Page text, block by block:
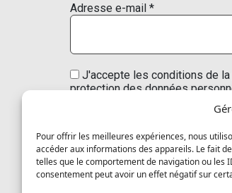
Pour offrir les meilleures expériences, nous
accéder aux informations des appareils. Le fait
telles que le comportement de navigation ou les
consentement peut avoir un effet négatif sur
Adresse e-mail *
J'accepte les conditions de
protection des données
Nous ne spammons pas !
confidentialité
pour plus